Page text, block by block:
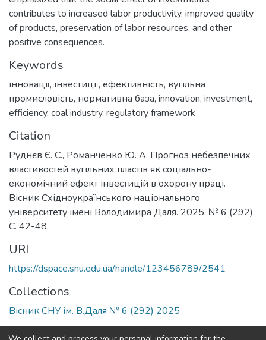
contributes to increased labor productivity, improved quality
of products, preservation of labor resources, and other
positive consequences.
Keywords
інновації, інвестиції, ефективність, вугільна
промисловість, нормативна база, innovation, investment,
efficiency, coal industry, regulatory framework
Citation
Руднєв Є. С., Романченко Ю. А. Прогноз небезпечних
властивостей вугільних пластів як соціально-
економічний ефект інвестицій в охорону праці.
Вісник Східноукраїнського національного
університету імені Володимира Даля. 2025. № 6 (292).
С. 42-48.
URI
https://dspace.snu.edu.ua/handle/123456789/2541
Collections
Вісник СНУ ім. В.Даля № 6 (292) 2025